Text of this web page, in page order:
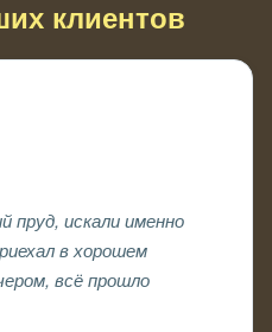
клиентов
пруд, искали именно
в хорошем
всё прошло